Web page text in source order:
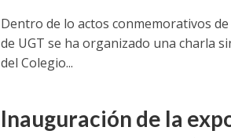
Dentro de lo actos conmemorativos
de UGT se ha organizado una charla
del Colegio...
Inauguración de la